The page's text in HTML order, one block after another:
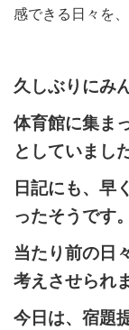
感できる日々を
久しぶりにみ
体育館に集ま
としていました
日記にも、早
ったそうです。
当たり前の日
考えさせられ
今日は、宿題